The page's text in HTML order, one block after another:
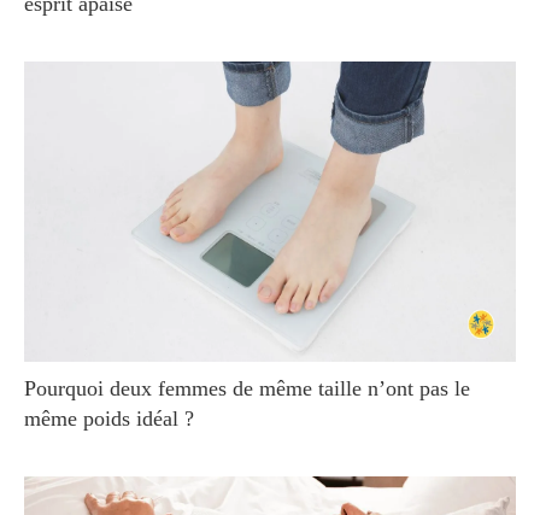
Pourquoi deux femmes de même taille n’ont pas le
même poids idéal ?